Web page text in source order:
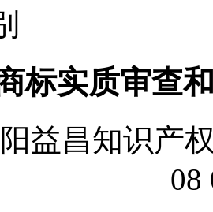
标实质审查
益昌知识产
08